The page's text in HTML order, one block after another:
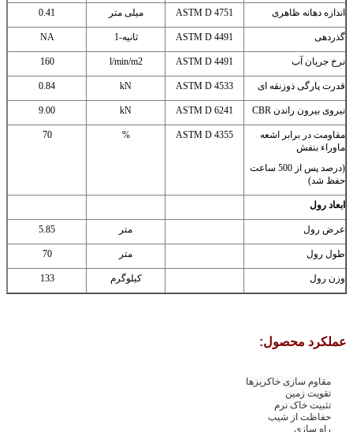
اندازه دهانه ظاهری ASTM D 4751 میلی متر 0.41
گذردهی ASTM D 4491 ثانیه-1 NA
نرخ جریان آب ASTM D 4491
l/min/m2
160
قدرت پارگی ذوزنقه ای ASTM D 4533
kN
0.84
نیروی بیرون راندن CBR ASTM D 6241
kN
9.00
مقاومت در برابر اشعه
ماوراء بنفش
(درصد پس از 500 ساعت
حفظ شد)
ASTM D 4355
%
70
ابعاد رول
عرض رول متر 5.85
طول رول متر 70
وزن رول کیلوگرم 133
عملکرد محصول:
مقاوم سازی خاکریزها
تقویت زمین
تثبیت خاک نرم
حفاظت از شیب
راه سازی